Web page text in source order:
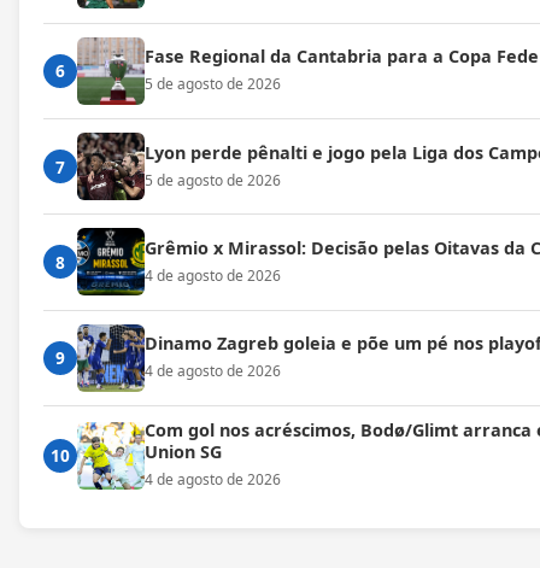
6
Fase Regional da Cantabria para a Copa
5 de agosto de 2026
7
Lyon perde pênalti e jogo pela Liga dos
5 de agosto de 2026
8
Grêmio x Mirassol: Decisão pelas Oitavas da
4 de agosto de 2026
9
Dinamo Zagreb goleia e põe um pé nos
4 de agosto de 2026
10
Com gol nos acréscimos, Bodø/Glimt
Union SG
4 de agosto de 2026